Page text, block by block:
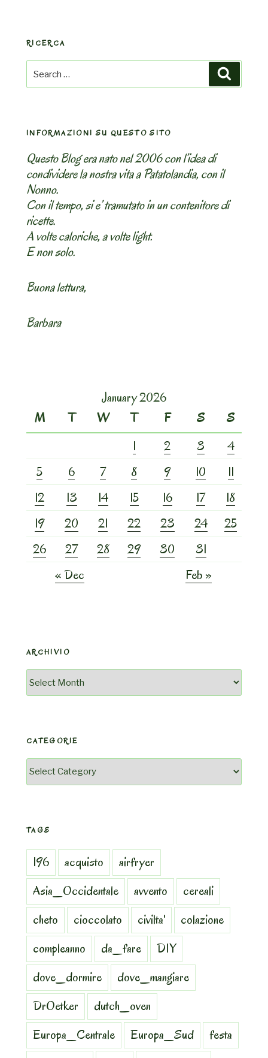
RICERCA
Search
for:
INFORMAZIONI SU QUESTO SITO
Questo Blog era nato nel 2006 con l’idea di
condividere la nostra vita a Patatolandia, con il
Nonno.
Con il tempo, si e’ tramutato in un contenitore di
ricette.
A volte caloriche, a volte light.
E non solo.
Buona lettura,
Barbara
January 2026
M
T W T F S
S
1
2 3
4
5
6 7 8 9 10
11
12
13 14 15 16 17
18
19
20 21 22 23 24
25
26
27 28 29 30
31
« Dec
Feb »
ARCHIVIO
Archivio
CATEGORIE
Categorie
TAGS
196 acquisto
airfryer
Asia_Occidentale
avvento
cereali
cheto
cioccolato civilta'
colazione
compleanno
da_fare
DIY
dove_dormire
dove_mangiare
DrOetker
dutch_oven
Europa_Centrale
Europa_Sud
festa